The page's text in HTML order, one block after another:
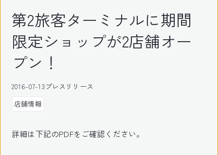
第2旅客ターミナルに期間
限定ショップが2店舗オー
プン！
2016-07-13プレスリリース
店舗情報
詳細は下記のPDFをご確認ください。